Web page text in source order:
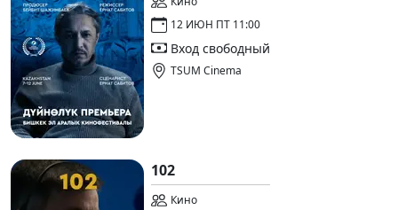
12 ИЮН ПТ 11:00
Вход свободный
TSUM Cinema
102
Кино